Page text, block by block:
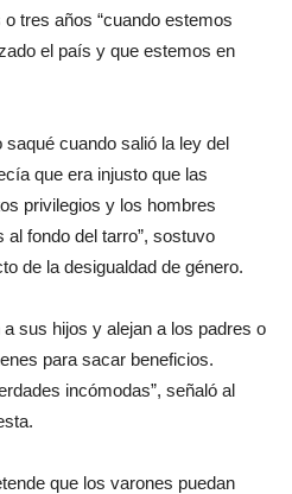
tres años “cuando estemos
el país y que estemos en
cuando salió la ley del
que era injusto que las
privilegios y los hombres
fondo del tarro”, sostuvo
de la desigualdad de género.
sus hijos y alejan a los padres o
para sacar beneficios.
incómodas”, señaló al
que los varones puedan